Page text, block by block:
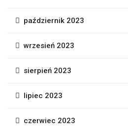
październik 2023
wrzesień 2023
sierpień 2023
lipiec 2023
czerwiec 2023